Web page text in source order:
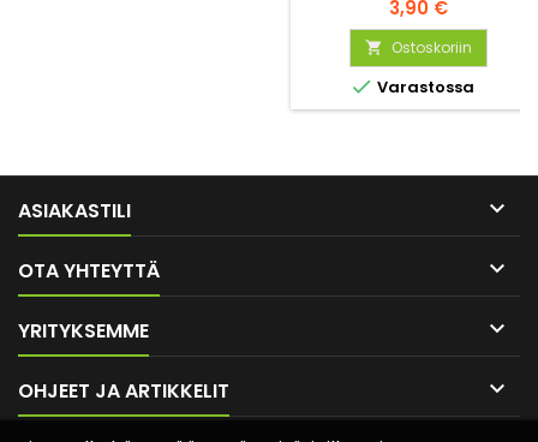
makeita, oransseja
kirsikkatomaatteja.
Hinta
3,90 €
 Ostoskoriin
 Varastossa
ASIAKASTILI 
OTA YHTEYTTÄ 
YRITYKSEMME 
OHJEET JA ARTIKKELIT 